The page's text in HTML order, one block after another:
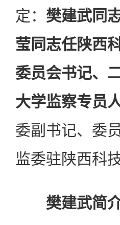
定： 樊建武同
莹同志任陕西
委员会书记、
大学监察专员
委副书记、委
监委驻陕西科
樊建武简